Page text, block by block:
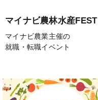
マイナビ農林水産FEST
マイナビ農業主催の
就職・転職イベント